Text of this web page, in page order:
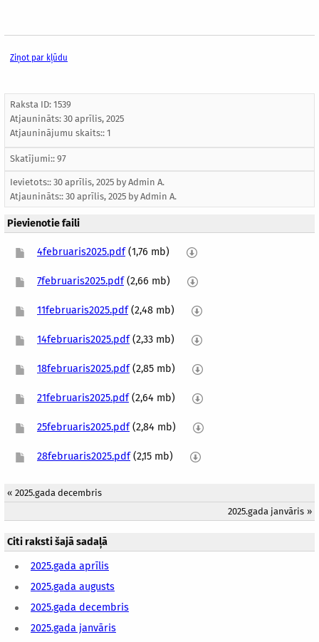
Ziņot par kļūdu
Raksta ID: 1539
Atjaunināts: 30 aprīlis, 2025
Atjauninājumu skaits:: 1
Skatījumi:: 97
Ievietots:: 30 aprīlis, 2025 by Admin A.
Atjaunināts:: 30 aprīlis, 2025 by Admin A.
Pievienotie faili
4februaris2025.pdf(1,76 mb)
7februaris2025.pdf(2,66 mb)
11februaris2025.pdf(2,48 mb)
14februaris2025.pdf(2,33 mb)
18februaris2025.pdf(2,85 mb)
21februaris2025.pdf(2,64 mb)
25februaris2025.pdf(2,84 mb)
28februaris2025.pdf(2,15 mb)
« 2025.gada decembris
2025.gada janvāris »
Citi raksti šajā sadaļā
2025.gada aprīlis
2025.gada augusts
2025.gada decembris
2025.gada janvāris